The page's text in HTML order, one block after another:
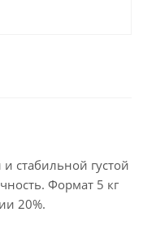
стабильной густой
Формат 5 кг
20%.